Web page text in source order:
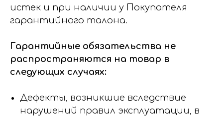
истек и при наличии у Покупателя
гарантийного талона.
Гарантийные обязательства не
распространяются на товар в
следующих случаях:
Дефекты, возникшие вследствие
нарушений правил эксплуатации, в